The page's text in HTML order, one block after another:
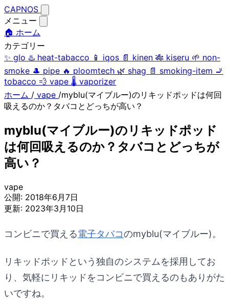
CAPNOS
メニュー
🏠 ホーム
カテゴリー
✨ glo ♨️ heat-tabacco 📱 iqos 📄 kinen 🎋 kiseru 🌱 non-
smoke 🎩 pipe 🔥 ploomtech 🌿 shag 📄 smoking-item 🚬
tobacco 💨 vape 🌡️ vaporizer
ホーム / vape /myblu(マイブルー)のリキッドポッドは何回
吸えるのか？タバコとどっちが高い？
myblu(マイブルー)のリキッドポッド
は何回吸えるのか？タバコとどっちが
高い？
vape
公開: 2018年6月7日
更新: 2023年3月10日
コンビニで買える電子タバコのmyblu(マイブルー)。
リキッドポッドという独自のシステムを採用してお
り、気軽にリキッドをコンビニで買えるのもありがた
いですね。